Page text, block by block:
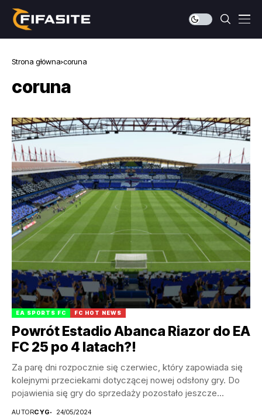
Strona główna coruna
coruna
EA SPORTS FC FC HOT NEWS
Powrót Estadio Abanca Riazor do EA
FC 25 po 4 latach?!
Za parę dni rozpocznie się czerwiec, który zapowiada się
kolejnymi przeciekami dotyczącej nowej odsłony gry. Do
pojawienia się gry do sprzedaży pozostało jeszcze...
AUTORCYG 24/05/2024